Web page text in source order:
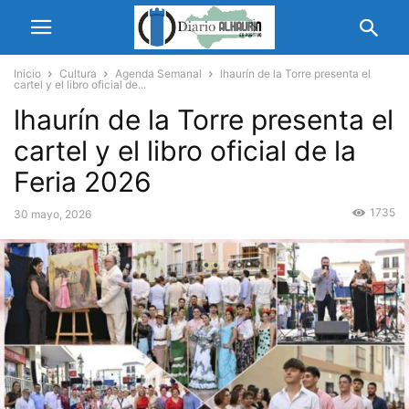
Inicio Cultura Agenda Semanal
lhaurín de la Torre presenta el
cartel y el libro oficial de...
lhaurín de la Torre presenta el
cartel y el libro oficial de la
Feria 2026
30 mayo, 2026 1735